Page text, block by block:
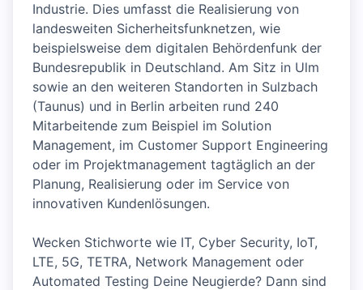
Industrie. Dies umfasst die Realisierung von
landesweiten Sicherheitsfunknetzen, wie
beispielsweise dem digitalen Behördenfunk der
Bundesrepublik in Deutschland. Am Sitz in Ulm
sowie an den weiteren Standorten in Sulzbach
(Taunus) und in Berlin arbeiten rund 240
Mitarbeitende zum Beispiel im Solution
Management, im Customer Support Engineering
oder im Projektmanagement tagtäglich an der
Planung, Realisierung oder im Service von
innovativen Kundenlösungen.
Wecken Stichworte wie IT, Cyber Security, IoT,
LTE, 5G, TETRA, Network Management oder
Automated Testing Deine Neugierde? Dann sind